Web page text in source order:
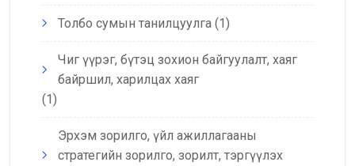
Толбо сумын танилцуулга (1)
Чиг үүрэг, бүтэц зохион байгуулалт, хаяг
байршил, харилцах хаяг
(1)
Эрхэм зорилго, үйл ажиллагааны
стратегийн зорилго, зорилт, тэргүүлэх